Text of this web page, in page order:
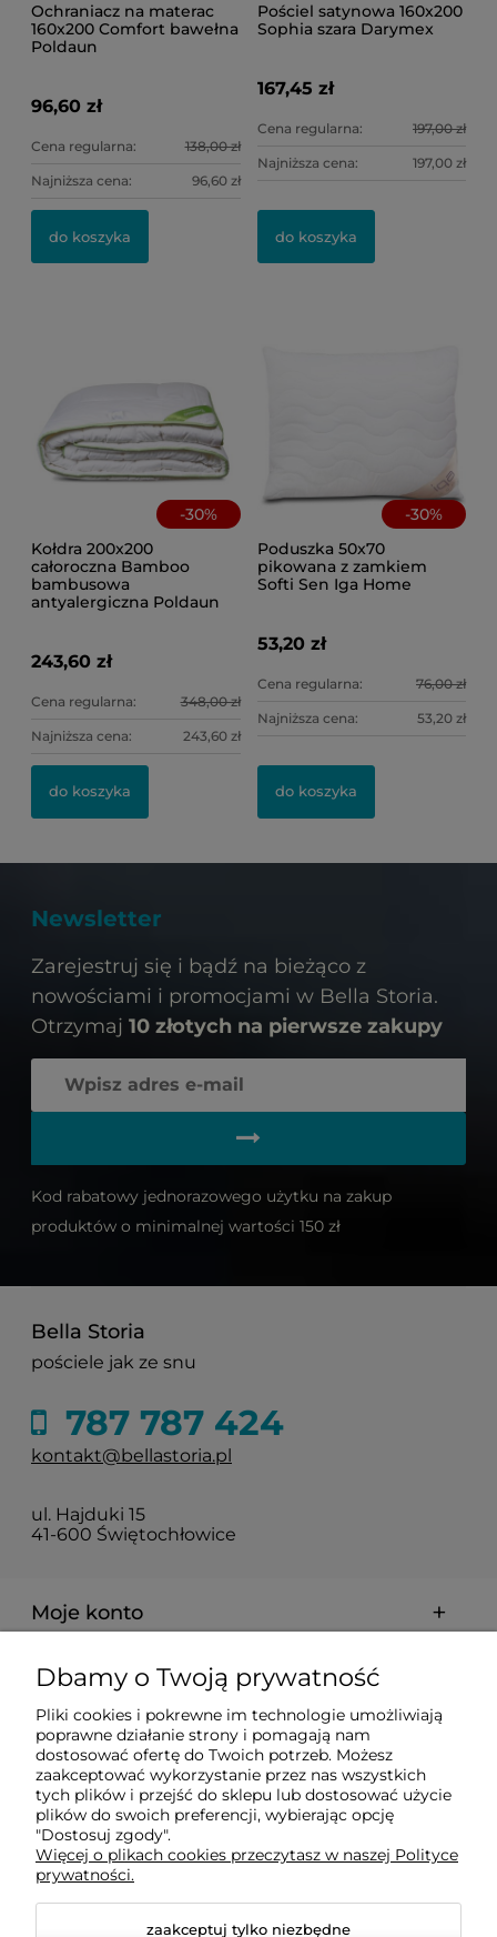
Ochraniacz na materac
160x200 Comfort bawełna
Poldaun
96,60 zł
Cena regularna: 138,00 zł
Najniższa cena: 96,60 zł
do koszyka
Pościel satynowa 160x200
Sophia szara Darymex
167,45 zł
Cena regularna: 197,00 zł
Najniższa cena: 197,00 zł
do koszyka
-30%
Kołdra 200x200
całoroczna Bamboo
bambusowa
antyalergiczna Poldaun
243,60 zł
Cena regularna: 348,00 zł
Najniższa cena: 243,60 zł
do koszyka
-30%
Poduszka 50x70
pikowana z zamkiem
Softi Sen Iga Home
53,20 zł
Cena regularna: 76,00 zł
Najniższa cena: 53,20 zł
do koszyka
Newsletter
Zarejestruj się i bądź na bieżąco z
nowościami i promocjami w Bella Storia.
Otrzymaj 10 złotych na pierwsze zakupy
Kod rabatowy jednorazowego użytku na zakup
produktów o minimalnej wartości 150 zł
Bella Storia
pościele jak ze snu
787 787 424
kontakt@bellastoria.pl
ul. Hajduki 15
41-600 Świętochłowice
Moje konto
Dostawa i płatności
O firmie
Obsługiwane metody płatności elektronicznych
Dbamy o Twoją prywatność
Pliki cookies i pokrewne im technologie umożliwiają
poprawne działanie strony i pomagają nam
dostosować ofertę do Twoich potrzeb. Możesz
zaakceptować wykorzystanie przez nas wszystkich
tych plików i przejść do sklepu lub dostosować użycie
plików do swoich preferencji, wybierając opcję
"Dostosuj zgody".
Więcej o plikach cookies przeczytasz w naszej Polityce
prywatności.
zaakceptuj tylko niezbędne